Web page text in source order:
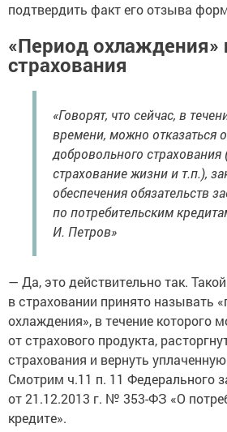
подтвердить факт его отзыва
«Период охлаждения»
страхования
«Говорят, что сейчас, в
времени, можно отказаться
добровольного страхования
страхование жизни и т.п.),
обеспечения обязательств
по потребительским
И. Петров»
— Да, это действительно так.
в страховании принято называть
охлаждения», в течение которого
от страхового продукта,
страхования и вернуть
Смотрим ч.11 п. 11 Федерального
от 21.12.2013 г. № 353-ФЗ «О
кредите».